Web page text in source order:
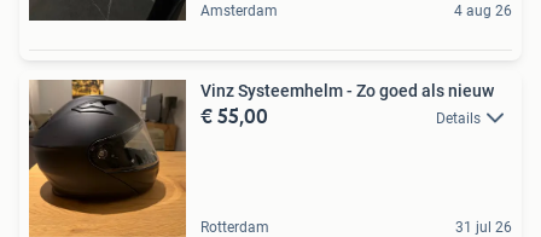
Amsterdam 4 aug 26
Vinz Systeemhelm - Zo goed als nieuw
€ 55,00 Details
Rotterdam 31 jul 26